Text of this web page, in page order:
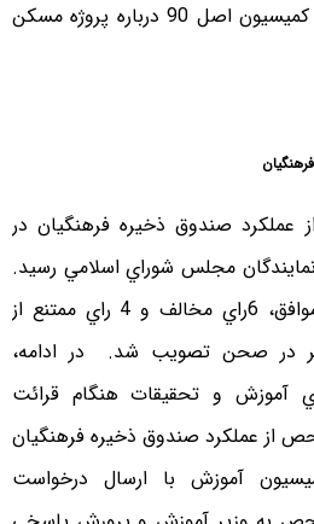
خواهد كرد. مشروح گزارش كميسيون اصل 90 درباره پروژه مسكن
صندوق ذخيره فرهنگيان در
مجلس شوراي اسلامي رسيد.
اين درخواست با 200راي موافق، 6راي مخالف و 4 راي ممتنع از
حاضر در صحن تصويب شد. در ادامه،
آموزش و تحقيقات هنگام قرائت
از عملكرد صندوق ذخيره فرهنگيان
آموزش با ارسال درخواست